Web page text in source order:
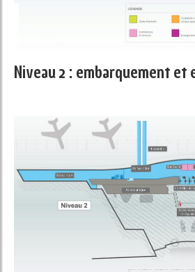
Niveau 2 : embarquement et